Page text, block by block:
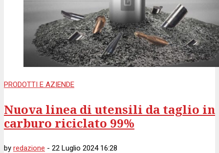
PRODOTTI E AZIENDE
Nuova linea di utensili da taglio in
carburo riciclato 99%
by redazione - 22 Luglio 2024 16:28